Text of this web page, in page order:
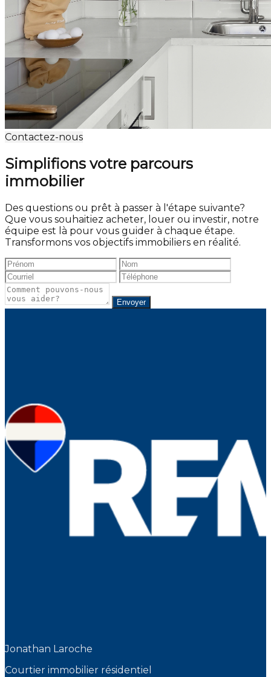
Contactez-nous
Simplifions votre parcours
immobilier
Des questions ou prêt à passer à l'étape suivante?
Que vous souhaitiez acheter, louer ou investir, notre
équipe est là pour vous guider à chaque étape.
Transformons vos objectifs immobiliers en réalité.
Envoyer
Jonathan Laroche
Courtier immobilier résidentiel